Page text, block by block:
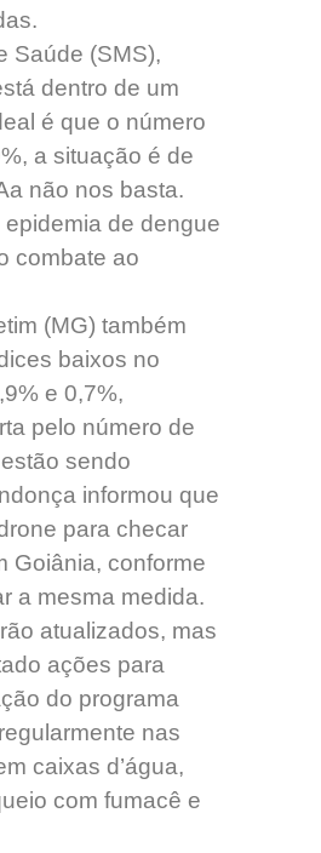
Saúde (SMS),
dentro de um
é que o número
a situação é de
não nos basta.
de dengue
combate ao
(MG) também
baixos no
e 0,7%,
pelo número de
sendo
informou que
para checar
Goiânia, conforme
a mesma medida.
atualizados, mas
ações para
do programa
nas
caixas d’água,
com fumacê e